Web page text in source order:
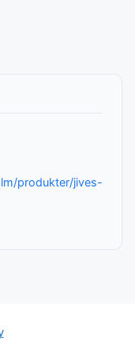
produkter/jives-